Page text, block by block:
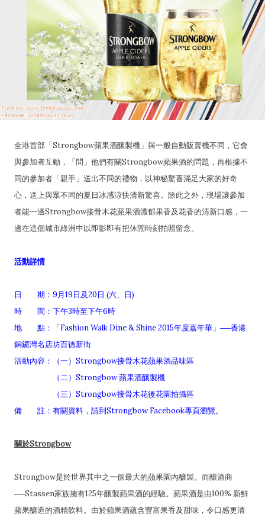
全港首部「Strongbow蘋果酒釀製機」與一般自動販賣機不同，它會
與參加者互動，「問」他們有關Strongbow蘋果酒的問題，再根據不
同的參加者「親手」送出不同的禮物，以神秘驚喜滿足大家的好奇
心，送上與眾不同的夏日冰感涼快清新驚喜。除此之外，現場讓參加
者能一邊Strongbow接骨木花蘋果酒濃郁果香及花香的清新口感，一
邊在這個城市綠洲中以即影即有把休閒時刻拍照留念。
活動詳情
日 期：9月19日及20日 (六、日)
時 間：下午3時至下午6時
地 點：「Fashion Walk Dine & Shine 2015年度嘉年華」──香港
銅鑼灣名店坊百德新街
活動內容：（一）Strongbow接骨木花蘋果酒品味區
（二）Strongbow 蘋果酒釀製機
（三）Strongbow接骨木花後花園拍攝區
備 註：有關資料，請到Strongbow Facebook專頁瀏覽。
關於Strongbow
Strongbow是於世界其中之一個最大的蘋果園內釀製。而釀酒商
──Stassen家族擁有125年釀製蘋果酒的經驗。蘋果酒是由100% 新鮮
蘋果釀造的酒精飲料。由於蘋果酒蘊含豐富果香及甜味，令口感更清